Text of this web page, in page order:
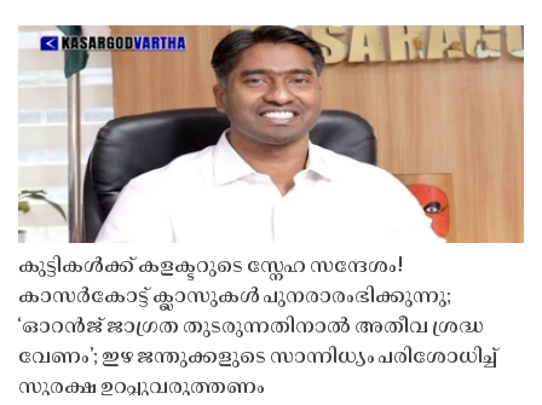
കുട്ടികൾക്ക് കളക്ടറുടെ സ്നേഹ സന്ദേശം!
കാസർകോട്ട് ക്ലാസുകൾ പുനരാരംഭിക്കുന്നു;
‘ഓറൻജ് ജാഗ്രത തുടരുന്നതിനാൽ അതീവ ശ്രദ്ധ
വേണം’; ഇഴ ജന്തുക്കളുടെ സാന്നിധ്യം പരിശോധിച്ച്
സുരക്ഷ ഉറപ്പുവരുത്തണം